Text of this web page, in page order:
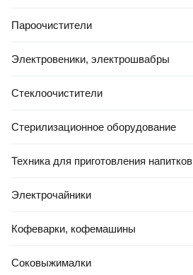
Пароочистители
Электровеники, электрошвабры
Стеклоочистители
Стерилизационное оборудование
Техника для приготовления напитков
Электрочайники
Кофеварки, кофемашины
Соковыжималки